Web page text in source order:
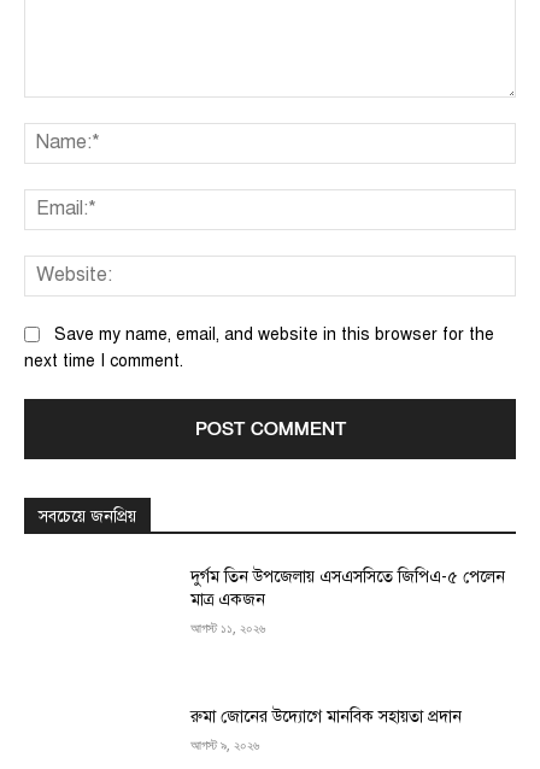
Save my name, email, and website in this browser for the
next time I comment.
সবচেয়ে জনপ্রিয়
দুর্গম তিন উপজেলায় এসএসসিতে জিপিএ-৫ পেলেন
মাত্র একজন
আগস্ট ১১, ২০২৬
রুমা জোনের উদ্যোগে মানবিক সহায়তা প্রদান
আগস্ট ৯, ২০২৬